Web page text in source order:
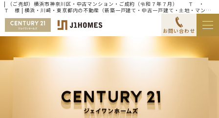
| （ご売却）横浜市神奈川区・中古マンション・ご成約（令和７年７月） Ｔ ・
Ｔ 様 | 横浜・川崎・東京都内の不動産（新築一戸建て・中古一戸建て・土地・マンシ
ョン）ならセンチュリー21ジェイワンホームズ
お問い合わせ